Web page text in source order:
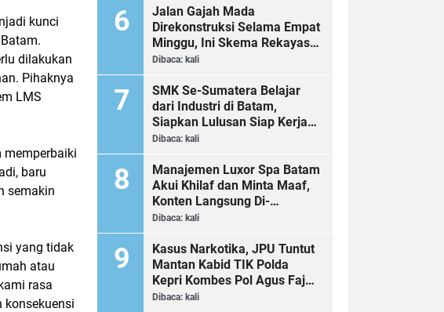
kunci
dilakukan
Pihaknya
LMS
memperbaiki
baru
semakin
yang tidak
atau
rasa
konsekuensi
Jalan Gajah Mada
Direkonstruksi Selama Empat
Minggu, Ini Skema Rekayasa
Lalu Lintasnya
Dibaca: kali
SMK Se-Sumatera Belajar
dari Industri di Batam,
Siapkan Lulusan Siap Kerja
Era Digital
Dibaca: kali
Manajemen Luxor Spa Batam
Akui Khilaf dan Minta Maaf,
Konten Langsung Di-
Takedown
Dibaca: kali
Kasus Narkotika, JPU Tuntut
Mantan Kabid TIK Polda
Kepri Kombes Pol Agus Fajar
Sutrisno 2 Tahun 6 Bulan
Dibaca: kali